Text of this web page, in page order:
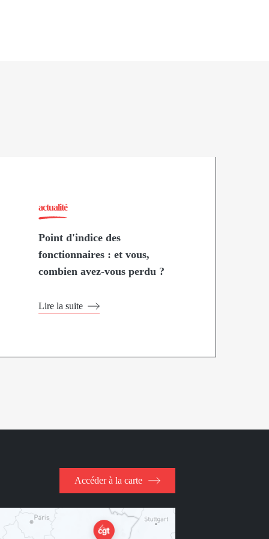
actualité
Point d'indice des
fonctionnaires : et vous,
combien avez-vous perdu ?
Lire la suite
Accéder à la carte